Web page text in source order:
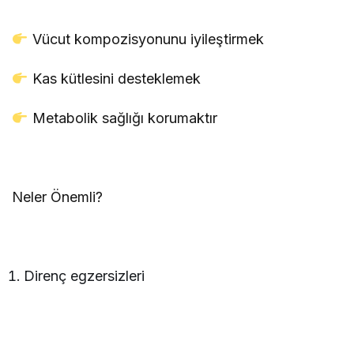
Vücut kompozisyonunu iyileştirmek
Kas kütlesini desteklemek
Metabolik sağlığı korumaktır
Neler Önemli?
Direnç egzersizleri